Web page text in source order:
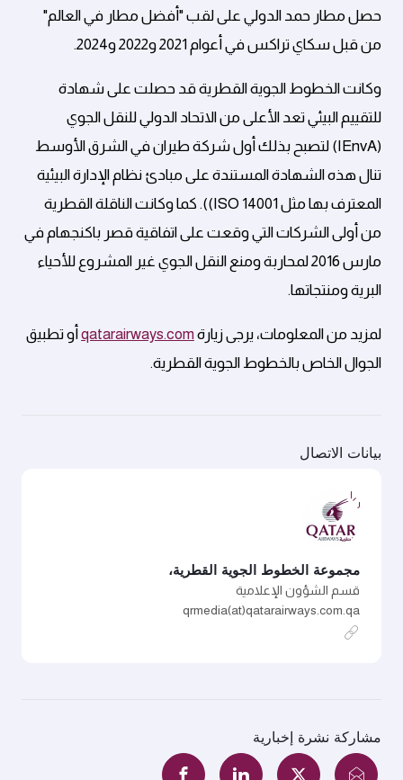
حصل مطار حمد الدولي على لقب "أفضل مطار في العالم"
من قبل سكاي تراكس في أعوام 2021 و2022 و2024.
وكانت الخطوط الجوية القطرية قد حصلت على شهادة
للتقييم البيئي تعد الأعلى من الاتحاد الدولي للنقل الجوي
(IEnvA) لتصبح بذلك أول شركة طيران في الشرق الأوسط
تنال هذه الشهادة المستندة على مبادئ نظام الإدارة البيئية
المعترف بها مثل ISO 14001)). كما وكانت الناقلة القطرية
من أولى الشركات التي وقعت على اتفاقية قصر باكنجهام في
مارس 2016 لمحاربة ومنع النقل الجوي غير المشروع للأحياء
البرية ومنتجاتها.
لمزيد من المعلومات، يرجى زيارةqatarairways.com أو تطبيق
الجوال الخاص بالخطوط الجوية القطرية.
بيانات الاتصال
مجموعة الخطوط الجوية القطرية،
قسم الشؤون الإعلامية
qrmedia(at)qatarairways.com.qa
مشاركة نشرة إخبارية